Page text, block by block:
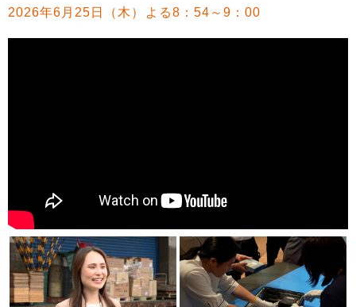
2026年6月25日（木）よる8：54～9：00